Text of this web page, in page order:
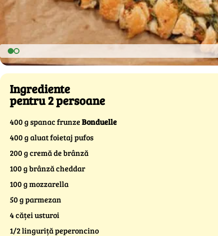
Ingrediente
pentru 2 persoane
400 g spanac frunzeBonduelle
400 g aluat foietaj pufos
200 g cremă de brânză
100 g brânză cheddar
100 g mozzarella
50 g parmezan
4 căței usturoi
1/2 linguriță peperoncino